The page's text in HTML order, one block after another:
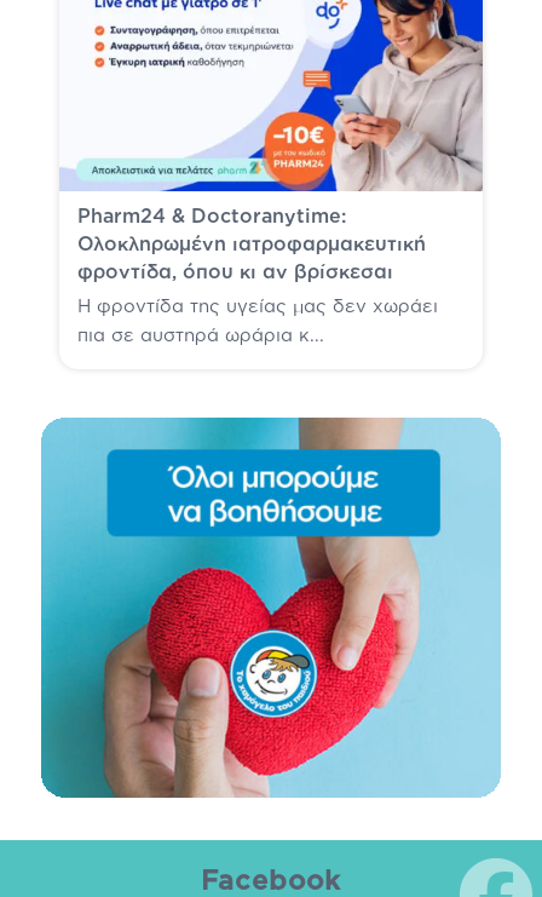
Pharm24 & Doctoranytime:
Ολοκληρωμένη ιατροφαρμακευτική
φροντίδα, όπου κι αν βρίσκεσαι
Η φροντίδα της υγείας μας δεν χωράει
πια σε αυστηρά ωράρια κ...
Facebook